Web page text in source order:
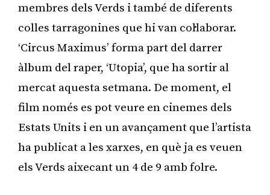
membres dels Verds i també de diferents
colles tarragonines que hi van col·laborar.
‘Circus Maximus’ forma part del darrer
àlbum del raper, ‘Utopia’, que ha sortir al
mercat aquesta setmana. De moment, el
film només es pot veure en cinemes dels
Estats Units i en un avançament que l’artista
ha publicat a les xarxes, en què ja es veuen
els Verds aixecant un 4 de 9 amb folre.